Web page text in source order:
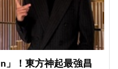
」！東方神起最強昌